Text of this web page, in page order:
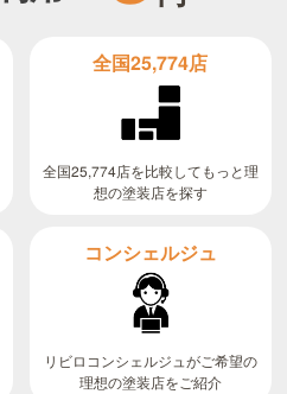
全国25,774店
全国25,774店を比較してもっと理
想の塗装店を探す
コンシェルジュ
リビロコンシェルジュがご希望の
理想の塗装店をご紹介